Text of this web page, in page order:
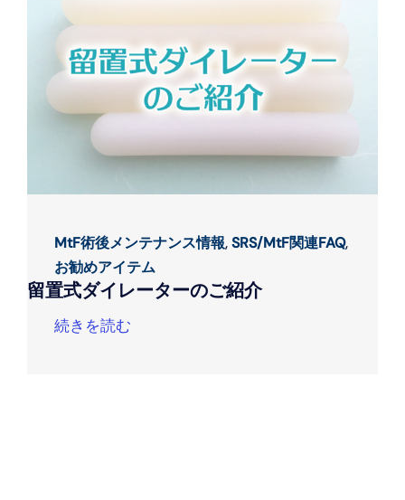
MtF術後メンテナンス情報,SRS/MtF関連FAQ,
お勧めアイテム
留置式ダイレーターのご紹介
続きを読む